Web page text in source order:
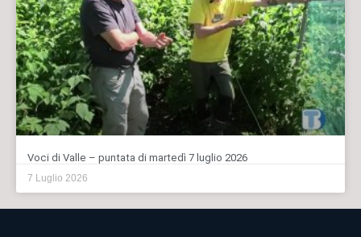
Voci di Valle – puntata di martedì 7 luglio 2026
7 Luglio 2026